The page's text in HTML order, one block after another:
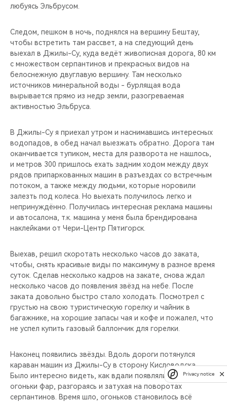
любуясь Эльбрусом.
Следом, пешком в ночь, поднялся на вершину Бештау,
чтобы встретить там рассвет, а на следующий день
выехал в Джилы-Су, куда ведёт живописная дорога, 80 км
с множеством серпантинов и прекрасных видов на
белоснежную двуглавую вершину. Там несколько
источников минеральной воды - бурлящая вода
вырывается прямо из недр земли, разогреваемая
активностью Эльбруса.
В Джилы-Су я приехал утром и наснимавшись интересных
водопадов, в обед начал выезжать обратно. Дорога там
оканчивается тупиком, места для разворота не нашлось,
и метров 300 пришлось ехать задним ходом между двух
рядов припаркованных машин в разъездах со встречным
потоком, а также между людьми, которые норовили
залезть под колеса. Но выехать получилось легко и
непринуждённо. Получилась интересная реклама машины
и автосалона, т.к. машина у меня была брендирована
наклейками от Чери-Центр Пятигорск.
Выехав, решил скоротать несколько часов до заката,
чтобы, снять красивые виды по максимуму в разное время
суток. Сделав несколько кадров на закате, снова ждал
несколько часов до появления звёзд на небе. После
заката довольно быстро стало холодать. Посмотрел с
грустью на свою туристическую горелку и чайник в
багажнике, на хорошие запасы чая и кофе и пожалел, что
не успел купить газовый баллончик для горелки.
Наконец появились звёзды. Вдоль дороги потянулся
караван машин из Джилы-Су в сторону Кисловодска.
Было интересно видеть, как вдали появлялись всё новые
огоньки фар, разгораясь и затухая на поворотах
серпантинов. Время шло, огоньков становилось всё
Privacy notice